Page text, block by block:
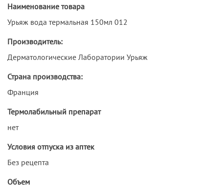
Наименование товара
Урьяж вода термальная 150мл 012
Производитель:
Дерматологические Лаборатории Урьяж
Страна производства:
Франция
Термолабильный препарат
нет
Условия отпуска из аптек
Без рецепта
Объем